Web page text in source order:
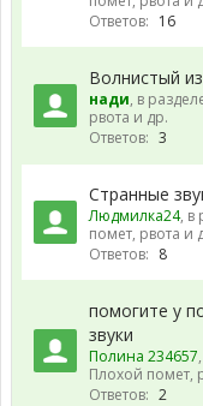
Ответов: 16
Волнистый
нади, в
рвота и др.
Ответов: 3
Странные
Людмилка24, в
помет, рвота и
Ответов: 8
помогите у
звуки
Полина 234657
Плохой помет,
Ответов: 2